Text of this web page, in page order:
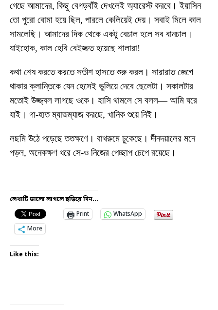
গেছে আমাদের, কিছু বেগড়বাঁই দেখলেই অ্যারেস্ট করবে। ইয়াসিন
তো পুরো বোমা হয়ে ছিল, পারলে কেলিয়েই দেয়। সবাই মিলে কাল
সামলেছি। আমাদের দিক থেকে একটু বেচাল হলে সব বানচাল।
যাইহোক, কাল হেবি বেইজ্জত হয়েছে শালারা!
কথা শেষ করতে করতে সতীশ হাসতে শুরু করল। সারারাত জেগে
থাকার ক্লান্তিকে যেন হেসেই ভুলিয়ে দেবে ছেলেটা। সকালটার
মতোই উজ্জ্বল লাগছে ওকে। হাসি থামলে সে বলল— আমি ঘরে
যাই। গা-হাত ম্যাজম্যাজ করছে, খানিক শুয়ে নিই।
লছমি উঠে পড়েছে ততক্ষণে। বাথরুমে ঢুকেছে। দীনদয়ালের মনে
পড়ল, অনেকক্ষণ ধরে সে-ও নিজের পেচ্ছাপ চেপে রয়েছে।
লেখাটি ভালো লাগলে ছড়িয়ে দিন...
Print
WhatsApp
More
Like this: